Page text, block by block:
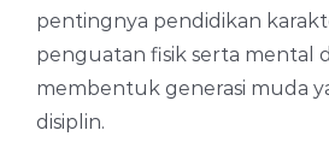
pentingnya pendidikan
penguatan fisik serta mental
membentuk generasi muda
disiplin.